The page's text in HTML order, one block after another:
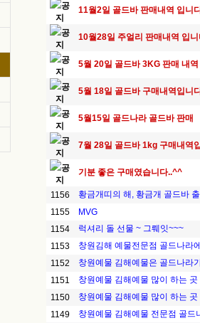
공
지
11월2일 골드바 판매내역 입니
공
지
10월28일 주얼리 판매내역 입니
공
지
5월 20일 골드바 3KG 판매 내
공
지
5월 18일 골드바 구매내역입니
공
지
5월15일 골드나라 골드바 판매
공
지
7월 28일 골드바 1kg 구매내역
공
지
기분 좋은 구매였습니다..^^
1156
황금개띠의 해, 황금개 골드바
1155
MVG
1154
럭셔리 돌 선물 ~ 그뤠잇~~~
1153
창원김해 예물전문점 골드나라
1152
창원예물 김해예물은 골드나라
1151
창원예물 김해예물 많이 하는
1150
창원예물 김해예물 많이 하는
1149
창원예물 김해예물 전문점 골드